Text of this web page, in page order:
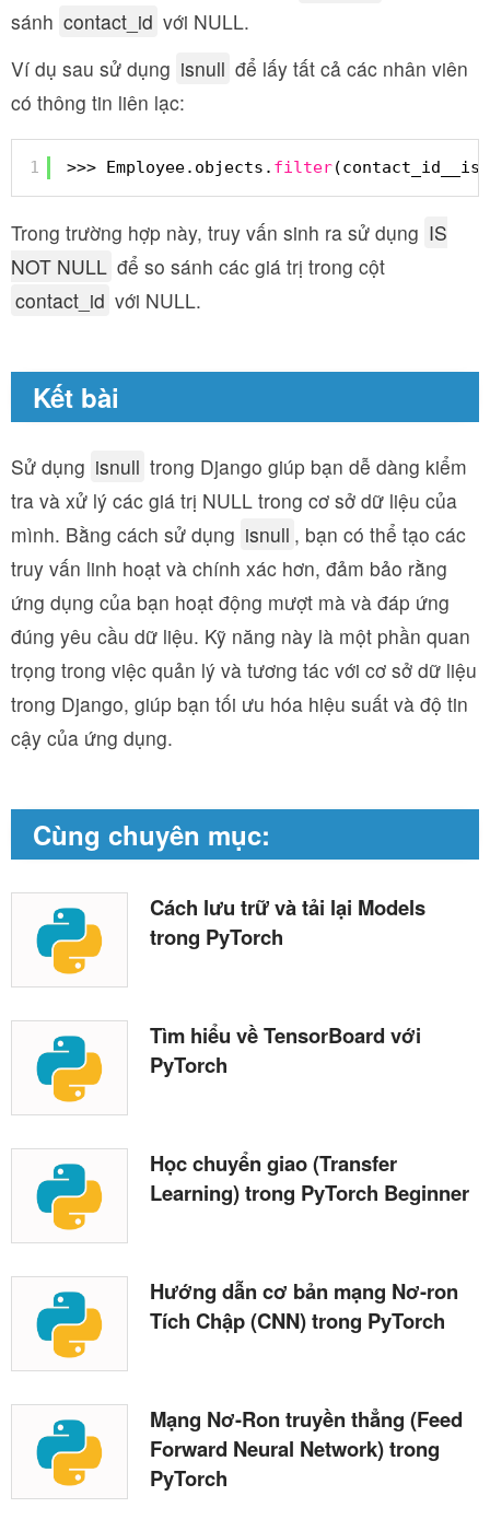
sánh contact_id với NULL.
Ví dụ sau sử dụng isnull để lấy tất cả các nhân viên
có thông tin liên lạc:
1 >>> Employee.objects. filter
Trong trường hợp này, truy vấn sinh ra sử dụng IS
NOT NULL để so sánh các giá trị trong cột
contact_id với NULL.
Kết bài
Sử dụng isnull trong Django giúp bạn dễ dàng kiểm
tra và xử lý các giá trị NULL trong cơ sở dữ liệu của
mình. Bằng cách sử dụng isnull , bạn có thể tạo các
truy vấn linh hoạt và chính xác hơn, đảm bảo rằng
ứng dụng của bạn hoạt động mượt mà và đáp ứng
đúng yêu cầu dữ liệu. Kỹ năng này là một phần quan
trọng trong việc quản lý và tương tác với cơ sở dữ liệu
trong Django, giúp bạn tối ưu hóa hiệu suất và độ tin
cậy của ứng dụng.
Cùng chuyên mục:
Cách lưu trữ và tải lại Models
trong PyTorch
Tìm hiểu về TensorBoard với
PyTorch
Học chuyển giao (Transfer
Learning) trong PyTorch Beginner
Hướng dẫn cơ bản mạng Nơ-ron
Tích Chập (CNN) trong PyTorch
Mạng Nơ-Ron truyền thẳng (Feed
Forward Neural Network) trong
PyTorch